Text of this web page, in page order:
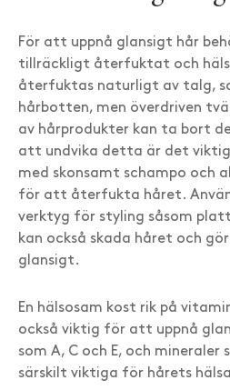
För att uppnå glansigt hår
tillräckligt återfuktat och
återfuktas naturligt av talg,
hårbotten, men överdriven
av hårprodukter kan ta bort
att undvika detta är det
med skonsamt schampo och
för att återfukta håret.
verktyg för styling såsom
kan också skada håret och
glansigt.
En hälsosam kost rik på
också viktig för att uppnå
som A, C och E, och mineraler
särskilt viktiga för hårets